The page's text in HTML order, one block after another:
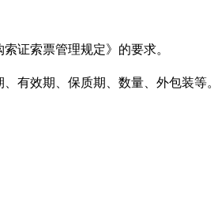
证索票管理规定》的要求。
有效期、保质期、数量、外包装等。